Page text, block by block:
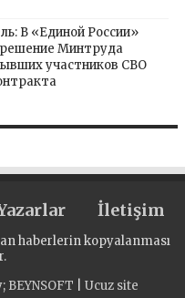
В «Единой России»
Минтруда
участников СВО
İletişim
haberlerin kopyalanması
BEYNSOFT Ucuz site